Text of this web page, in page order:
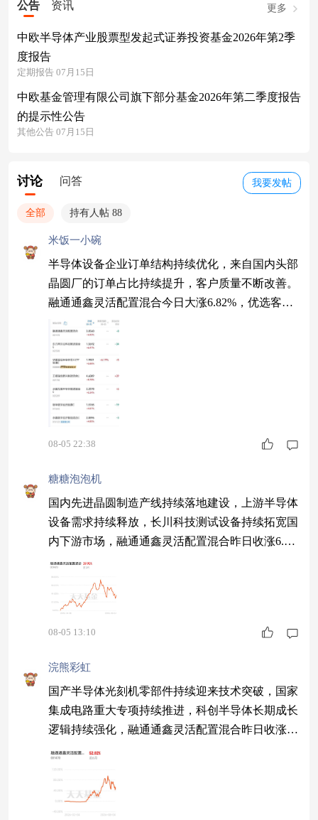
公告 资讯 更多
中欧半导体产业股票型发起式证券投资基金2026年第2季
度报告
定期报告 07月15日
中欧基金管理有限公司旗下部分基金2026年第二季度报告
的提示性公告
其他公告 07月15日
我要发帖
讨论 问答
全部 持有人帖 88
米饭一小碗
半导体设备企业订单结构持续优化，来自国内头部
晶圆厂的订单占比持续提升，客户质量不断改善。
融通通鑫灵活配置混合今日大涨6.82%，优选客户
结构优质的设备企业，客户质量提升带动基本面向
上。 长城科创芯片设计指数C 4.79% 银河创新成长
混合C 4.77%
08-05 22:38
糖糖泡泡机
国内先进晶圆制造产线持续落地建设，上游半导体
设备需求持续释放，长川科技测试设备持续拓宽国
内下游市场，融通通鑫灵活配置混合昨日收涨6.2
4%，半导体行情升温带动估值冲高4.99%，科创赛
道持续回暖，测试设备赛道持续受到资金重点关
注。
08-05 13:10
浣熊彩虹
国产半导体光刻机零部件持续迎来技术突破，国家
集成电路重大专项持续推进，科创半导体长期成长
逻辑持续强化，融通通鑫灵活配置混合昨日收涨6.
24%，半导体持续活跃带动估值冲高4.99%，科创
赛道持续回暖，光刻产业链赛道持续火热。